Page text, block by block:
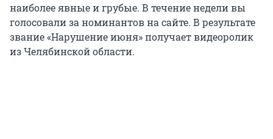
наиболее явные и грубые. В течение недели вы
голосовали за номинантов на сайте. В результате
звание «Нарушение июня» получает видеоролик
из Челябинской области.